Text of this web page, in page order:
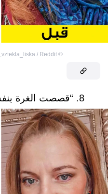
©
vztekla_liska / Reddit
,
8. “قصصت الغرة بنفسي! هل هذا أفضل؟”